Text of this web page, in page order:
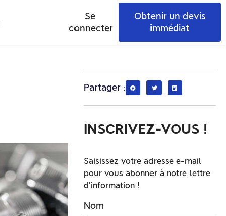
Se
connecter
Obtenir un devis
immédiat
Partager :
INSCRIVEZ-VOUS !
Saisissez votre adresse e-mail
pour vous abonner à notre lettre
d'information !
Nom